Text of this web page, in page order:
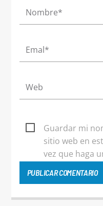
Guardar mi
sitio web en
vez que haga